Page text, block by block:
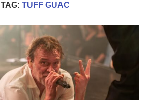
TAG: TUFF GUAC